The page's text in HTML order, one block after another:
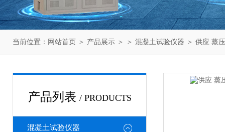
当前位置： 网站首页 ＞ 产品展示 ＞ ＞ 混凝土试验仪器 ＞ 供应 蒸
产品列表 / PRODUCTS
混凝土试验仪器